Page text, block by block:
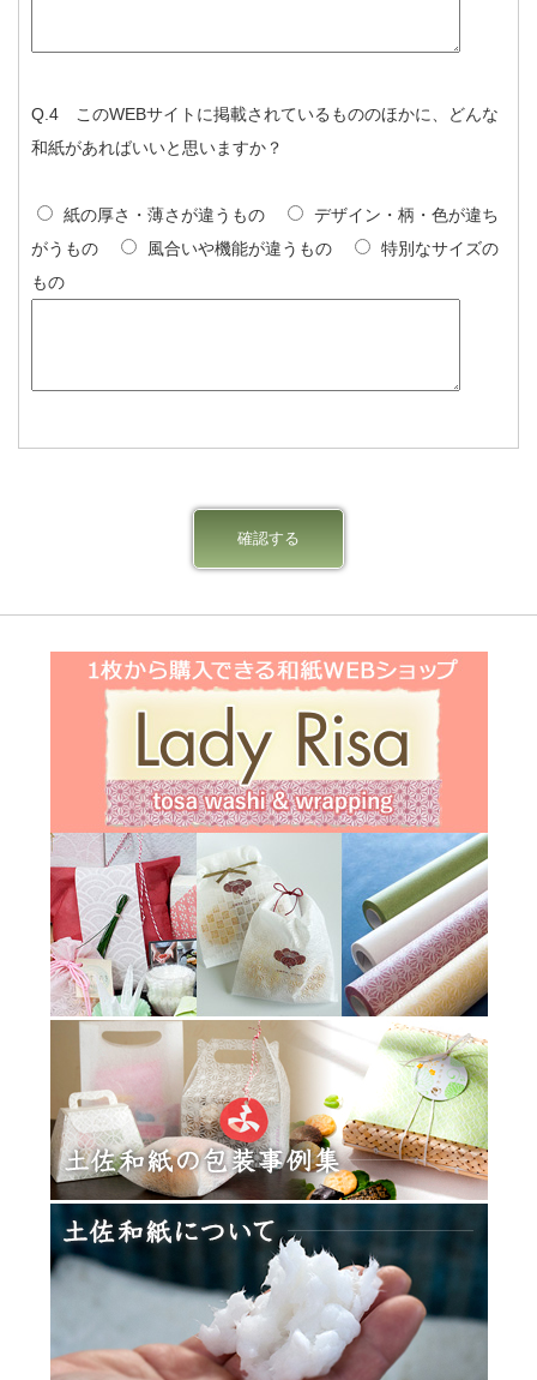
Q.4 このWEBサイトに掲載されているもののほかに、どんな
和紙があればいいと思いますか？
紙の厚さ・薄さが違うもの
デザイン・柄・色が違ち
がうもの
風合いや機能が違うもの
特別なサイズの
もの